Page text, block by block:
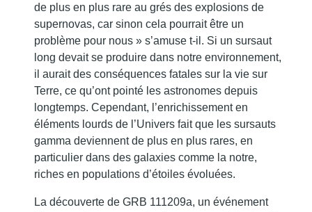
de plus en plus rare au grés des explosions de
supernovas, car sinon cela pourrait être un
problème pour nous » s’amuse t-il. Si un sursaut
long devait se produire dans notre environnement,
il aurait des conséquences fatales sur la vie sur
Terre, ce qu’ont pointé les astronomes depuis
longtemps. Cependant, l’enrichissement en
éléments lourds de l’Univers fait que les sursauts
gamma deviennent de plus en plus rares, en
particulier dans des galaxies comme la notre,
riches en populations d’étoiles évoluées.
La découverte de GRB 111209a, un événement